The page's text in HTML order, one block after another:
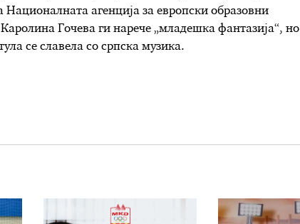
Националната агенција за европски образовни
Гочева ги нарече „младешка фантазија“, но
се славела со српска музика.